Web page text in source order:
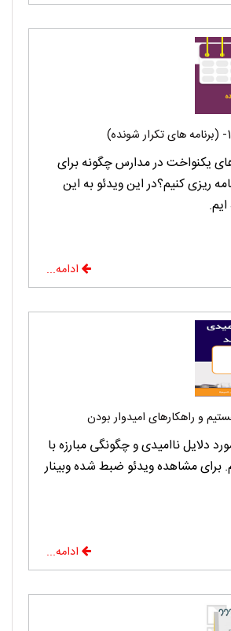
یکنواخت در مدارس چگونه برای
ریزی کنیم؟در این ویدئو به این
ادامه...
و راهکارهای امیدوار بودن
دلایل ناامیدی و چگونگی مبارزه با
مشاهده ویدئو ضبط شده وبینار
ادامه...